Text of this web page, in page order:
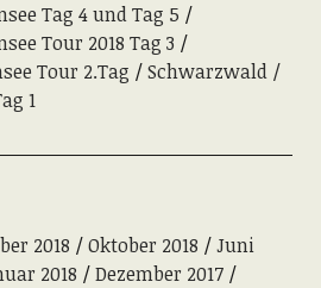
Tag 4 und Tag 5
Tour 2018 Tag 3
Tour 2.Tag
Schwarzwald /
1
2018 Oktober 2018
Juni
2018
Dezember 2017